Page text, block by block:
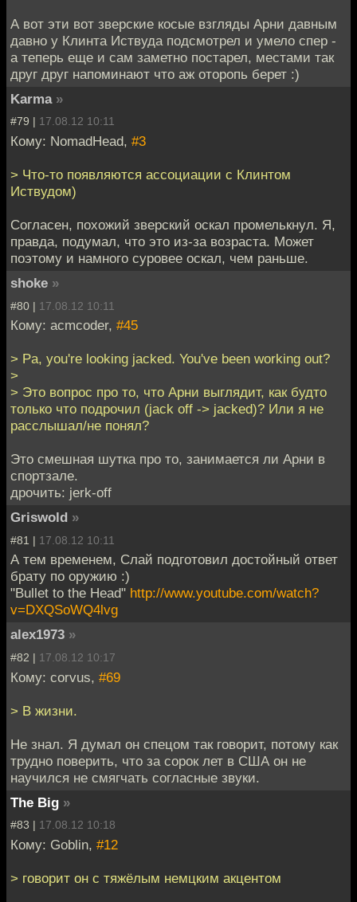
А вот эти вот зверские косые взгляды Арни давным
давно у Клинта Иствуда подсмотрел и умело спер -
а теперь еще и сам заметно постарел, местами так
друг друг напоминают что аж оторопь берет :)
Karma »
#79 | 17.08.12 10:11
Кому: NomadHead, #3
> Что-то появляются ассоциации с Клинтом
Иствудом)
Согласен, похожий зверский оскал промелькнул. Я,
правда, подумал, что это из-за возраста. Может
поэтому и намного суровее оскал, чем раньше.
shoke »
#80 | 17.08.12 10:11
Кому: acmcoder, #45
> Pa, you're looking jacked. You've been working out?
>
> Это вопрос про то, что Арни выглядит, как будто
только что подрочил (jack off -> jacked)? Или я не
расслышал/не понял?
Это смешная шутка про то, занимается ли Арни в
спортзале.
дрочить: jerk-off
Griswold »
#81 | 17.08.12 10:11
А тем временем, Слай подготовил достойный ответ
брату по оружию :)
"Bullet to the Head" http://www.youtube.com/watch?
v=DXQSoWQ4lvg
alex1973 »
#82 | 17.08.12 10:17
Кому: corvus, #69
> В жизни.
Не знал. Я думал он спецом так говорит, потому как
трудно поверить, что за сорок лет в США он не
научился не смягчать согласные звуки.
The Big »
#83 | 17.08.12 10:18
Кому: Goblin, #12
> говорит он с тяжёлым немцким акцентом